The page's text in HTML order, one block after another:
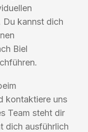
Du kannst dich
Biel
kontaktiere uns
Team steht dir
dich ausführlich